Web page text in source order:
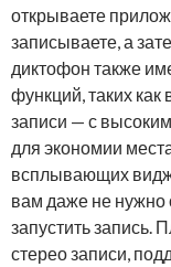
открываете
записываете, а
диктофон также
функций, таких
записи — с
для экономии
всплывающих
вам даже не нужно
запустить запись.
стерео записи,